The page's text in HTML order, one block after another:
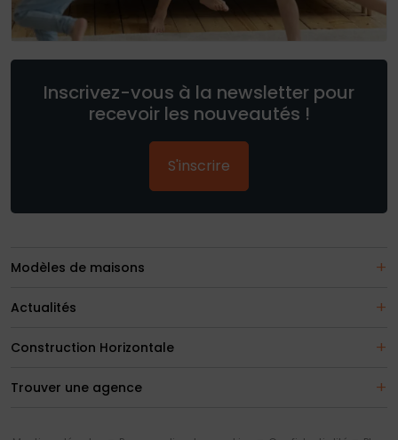
Inscrivez-vous à la newsletter pour
recevoir les nouveautés !
S'inscrire
Modèles de maisons
Actualités
Construction Horizontale
Trouver une agence